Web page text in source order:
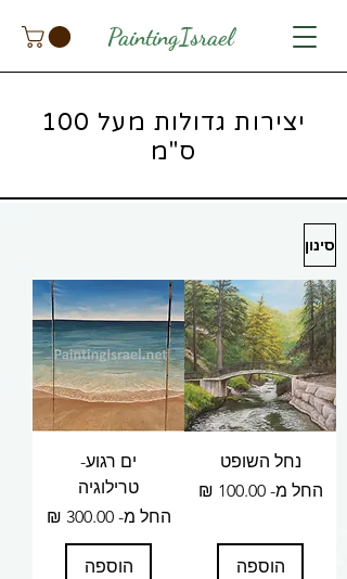
PaintingIsrael
יצירות גדולות מעל 100
ס"מ
סינון
נחל השופט
החל מ-
‏100.00 ‏₪
מחיר מבצע
הוספה
ים רגוע-
טרילוגיה
החל מ-
‏300.00 ‏₪
מחיר מבצע
הוספה